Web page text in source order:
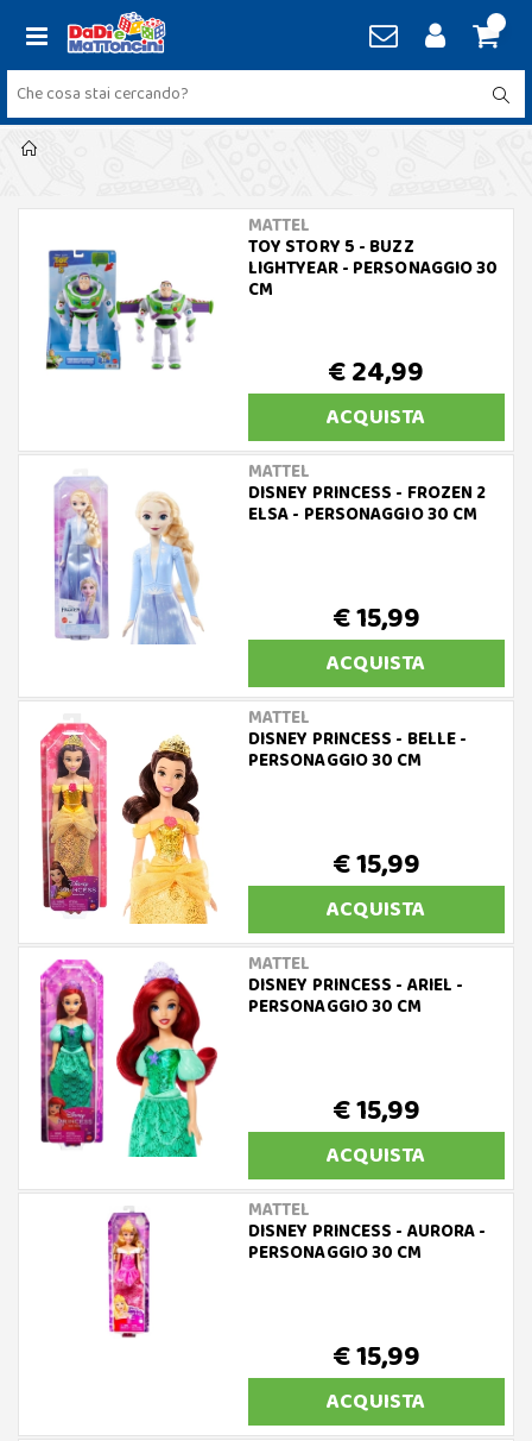
MATTEL
TOY STORY 5 - BUZZ
LIGHTYEAR - PERSONAGGIO 30
CM
€ 24,99
ACQUISTA
MATTEL
DISNEY PRINCESS - FROZEN 2
ELSA - PERSONAGGIO 30 CM
€ 15,99
ACQUISTA
MATTEL
DISNEY PRINCESS - BELLE -
PERSONAGGIO 30 CM
€ 15,99
ACQUISTA
MATTEL
DISNEY PRINCESS - ARIEL -
PERSONAGGIO 30 CM
€ 15,99
ACQUISTA
MATTEL
DISNEY PRINCESS - AURORA -
PERSONAGGIO 30 CM
€ 15,99
ACQUISTA